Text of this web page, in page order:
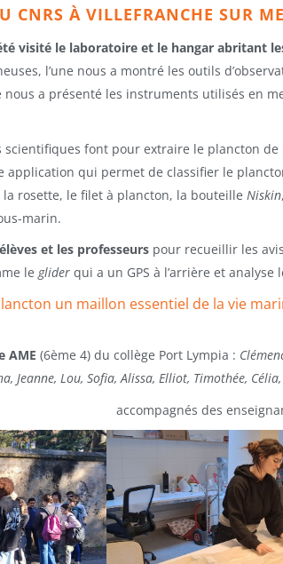
CNRS À VILLEFRANCHE SUR
visité le laboratoire et le hangar abritant
l’une nous a montré les outils
nous a présenté les instruments utilisés en
font pour extraire le plancton de
application qui permet de classifier le
rosette, le filet à plancton, la bouteille Niskin
marin.
et les professeurs pour recueillir les
le glider qui a un GPS à l’arrière et analyse
un maillon essentiel de la vie
AME (6ème 4) du collège Port Lympia :
Jeanne, Lou, Sofia, Alissa, Elliot, Timothée,
accompagnés des